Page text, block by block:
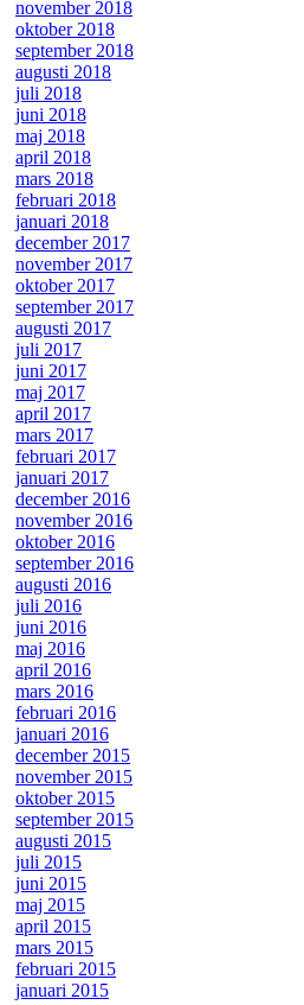
november 2018
oktober 2018
september 2018
augusti 2018
juli 2018
juni 2018
maj 2018
april 2018
mars 2018
februari 2018
januari 2018
december 2017
november 2017
oktober 2017
september 2017
augusti 2017
juli 2017
juni 2017
maj 2017
april 2017
mars 2017
februari 2017
januari 2017
december 2016
november 2016
oktober 2016
september 2016
augusti 2016
juli 2016
juni 2016
maj 2016
april 2016
mars 2016
februari 2016
januari 2016
december 2015
november 2015
oktober 2015
september 2015
augusti 2015
juli 2015
juni 2015
maj 2015
april 2015
mars 2015
februari 2015
januari 2015